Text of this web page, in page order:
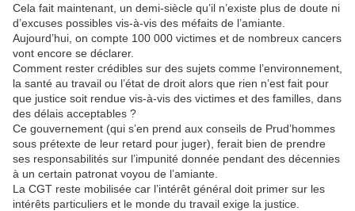
Cela fait maintenant, un demi-siècle qu’il n’existe plus de doute ni
d’excuses possibles vis-à-vis des méfaits de l’amiante.
Aujourd’hui, on compte 100 000 victimes et de nombreux cancers
vont encore se déclarer.
Comment rester crédibles sur des sujets comme l’environnement,
la santé au travail ou l’état de droit alors que rien n’est fait pour
que justice soit rendue vis-à-vis des victimes et des familles, dans
des délais acceptables ?
Ce gouvernement (qui s’en prend aux conseils de Prud’hommes
sous prétexte de leur retard pour juger), ferait bien de prendre
ses responsabilités sur l’impunité donnée pendant des décennies
à un certain patronat voyou de l’amiante.
La CGT reste mobilisée car l’intérêt général doit primer sur les
intérêts particuliers et le monde du travail exige la justice.